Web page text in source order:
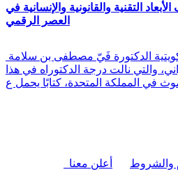
التقنية والقانونية والإنسانية في
العصر الرقمي
والتي نالت درجة الدكتوراه في هذا
في المملكة المتحدة، كتابًا يحمل ع
أعلن معنا والشروط